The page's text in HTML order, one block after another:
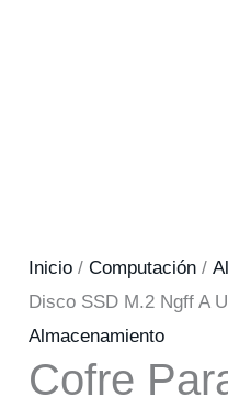
Inicio /Computación /
Disco SSD M.2 Ngff A
Almacenamiento
Cofre